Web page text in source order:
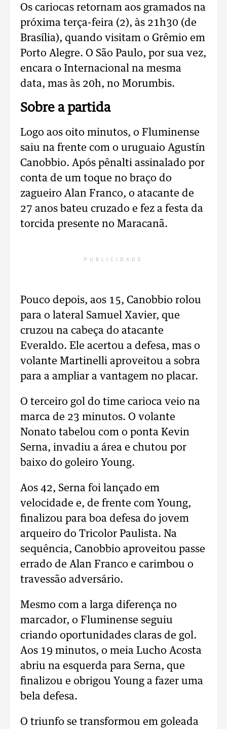
Os cariocas retornam aos gramados na
próxima terça-feira (2), às 21h30 (de
Brasília), quando visitam o Grêmio em
Porto Alegre. O São Paulo, por sua vez,
encara o Internacional na mesma
data, mas às 20h, no Morumbis.
Sobre a partida
Logo aos oito minutos, o Fluminense
saiu na frente com o uruguaio Agustín
Canobbio. Após pênalti assinalado por
conta de um toque no braço do
zagueiro Alan Franco, o atacante de
27 anos bateu cruzado e fez a festa da
torcida presente no Maracanã.
PUBLICIDADE
Pouco depois, aos 15, Canobbio rolou
para o lateral Samuel Xavier, que
cruzou na cabeça do atacante
Everaldo. Ele acertou a defesa, mas o
volante Martinelli aproveitou a sobra
para a ampliar a vantagem no placar.
O terceiro gol do time carioca veio na
marca de 23 minutos. O volante
Nonato tabelou com o ponta Kevin
Serna, invadiu a área e chutou por
baixo do goleiro Young.
Aos 42, Serna foi lançado em
velocidade e, de frente com Young,
finalizou para boa defesa do jovem
arqueiro do Tricolor Paulista. Na
sequência, Canobbio aproveitou passe
errado de Alan Franco e carimbou o
travessão adversário.
Mesmo com a larga diferença no
marcador, o Fluminense seguiu
criando oportunidades claras de gol.
Aos 19 minutos, o meia Lucho Acosta
abriu na esquerda para Serna, que
finalizou e obrigou Young a fazer uma
bela defesa.
O triunfo se transformou em goleada